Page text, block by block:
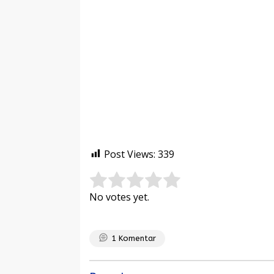
Post Views: 339
Rate this item:
No votes yet.
1 Komentar